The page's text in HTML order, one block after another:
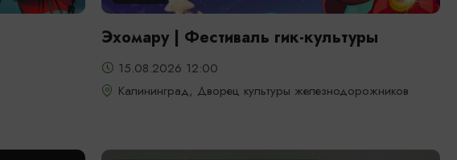
Эхомару | Фестиваль гик-культуры
15.08.2026 12:00
Калининград, Дворец культуры железнодорожников